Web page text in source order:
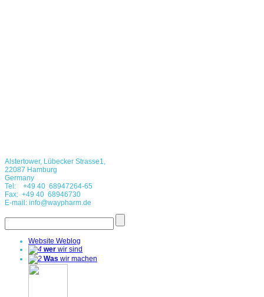
Alstertower, Lübecker Strasse1,
22087 Hamburg
Germany
Tel: +49 40 68947264-65
Fax: +49 40 68946730
E-mail: info@waypharm.de
Website Weblog
wer wir sind
Was wir machen